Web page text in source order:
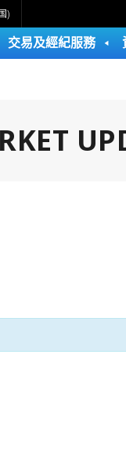
)
交易及經紀服務